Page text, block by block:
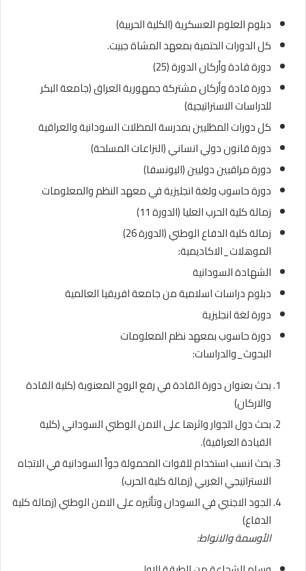
دبلوم العلوم العسكرية (الكلية الحربية)
كل الدورات الحتمية بمعهد المشاة جبيت.
دورة قادة وأركان الدورة (25)
دورة قادة وأركان مشتركة جمهورية العراق (جامعة البكر
للدراسات الاستراتيجية)
كل دورات المظليين بمدرسة المظلات السودانية والعراقية
دورة قانون دولي انساني (النزاعات المسلحة)
دورة مراقبين دوليين (اليونسفا)
دورة حاسوب ولغة انجليزية في معهد النظم والمعلومات
زمالة كلية الحرب العليا (الدورة 11)
زمالة كلية الدفاع الوطني (الدورة 26)
الموهلات_الاكاديمية:
الشهادة السودانية
دبلوم دراسات اسلامية من جامعة افريقيا العالمية
دورة لغة انجليزية
دورة حاسوب بمعهد نظم المعلومات
البحوث_والدراسات:
بحث بعنوان دورة القادة في رفع الروح المعنوية (كلية القادة
والاركان)
بحث دول الجوار واثرها على الامن الوطني السوداني (كلية
القيادة العراقية).
بحث انسب استخدام للقوات المحمولة جواً السودانية في الاتجاه
الاستراتيجي الغربي (زمالة كلية الحرب)
الجود الاجنبي في السودان وتأثيره على الامن الوطني (زمالة كلية
الدفاع)
الأوسمة والانواط: